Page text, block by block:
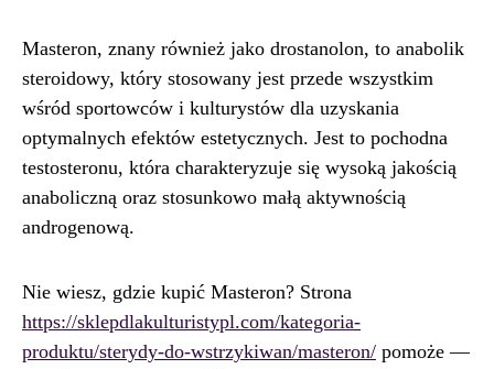
Masteron, znany również jako drostanolon, to anabolik
steroidowy, który stosowany jest przede wszystkim
wśród sportowców i kulturystów dla uzyskania
optymalnych efektów estetycznych. Jest to pochodna
testosteronu, która charakteryzuje się wysoką jakością
anaboliczną oraz stosunkowo małą aktywnością
androgenową.
Nie wiesz, gdzie kupić Masteron? Strona
https://sklepdlakulturistypl.com/kategoria-
produktu/sterydy-do-wstrzykiwan/masteron/ pomoże —